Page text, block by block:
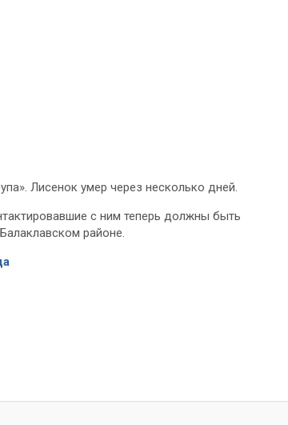
Лисенок умер через несколько дней.
с ним теперь должны быть
районе.